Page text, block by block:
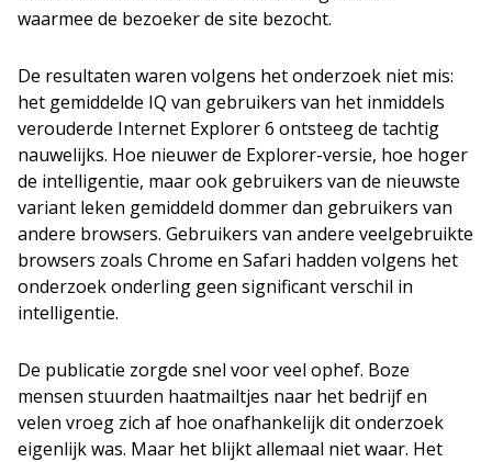
waarmee de bezoeker de site bezocht.
De resultaten waren volgens het onderzoek niet mis:
het gemiddelde IQ van gebruikers van het inmiddels
verouderde Internet Explorer 6 ontsteeg de tachtig
nauwelijks. Hoe nieuwer de Explorer-versie, hoe hoger
de intelligentie, maar ook gebruikers van de nieuwste
variant leken gemiddeld dommer dan gebruikers van
andere browsers. Gebruikers van andere veelgebruikte
browsers zoals Chrome en Safari hadden volgens het
onderzoek onderling geen significant verschil in
intelligentie.
De publicatie zorgde snel voor veel ophef. Boze
mensen stuurden haatmailtjes naar het bedrijf en
velen vroeg zich af hoe onafhankelijk dit onderzoek
eigenlijk was. Maar het blijkt allemaal niet waar. Het